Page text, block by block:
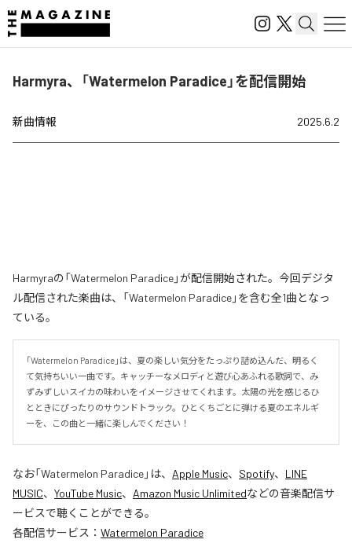
Harmyra、「Watermelon Paradice」を配信開始
新曲情報 2025.6.2
Harmyraの「Watermelon Paradice」が配信開始された。今回デジタ
ル配信された楽曲は、「Watermelon Paradice」を含む全1曲となっ
ている。
「Watermelon Paradice」は、夏の楽しい気分をたっぷり詰め込んだ、明るく
て気持ちいい一曲です。キャッチーなメロディと遊び心あふれる歌詞で、み
ずみずしいスイカの味わいをイメージさせてくれます。太陽の光を感じるひ
とときにぴったりのサウンドトラック。ひとくちごとに弾ける夏のエネルギ
ーを、この曲と一緒に楽しんでください！
なお「Watermelon Paradice」は、 Apple Music、 Spotify、 LINE
MUSIC、 YouTube Music、 Amazon Music Unlimitedなどの音楽配信サ
ービスで聴くことができる。
各配信サービス： Watermelon Paradice